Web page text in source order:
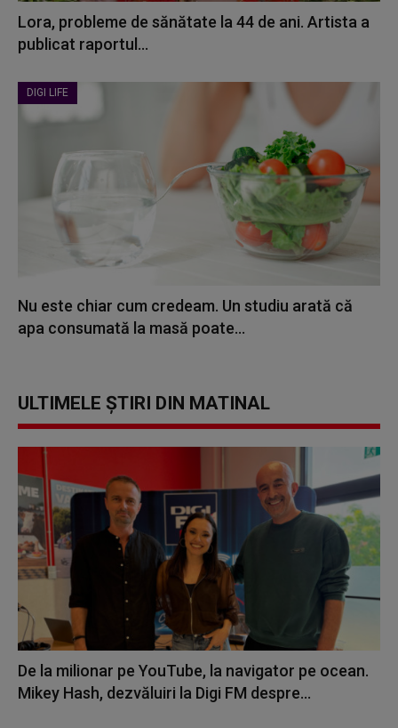
Lora, probleme de sănătate la 44 de ani. Artista a
publicat raportul...
DIGI LIFE
Nu este chiar cum credeam. Un studiu arată că
apa consumată la masă poate...
ULTIMELE ȘTIRI DIN MATINAL
De la milionar pe YouTube, la navigator pe ocean.
Mikey Hash, dezvăluiri la Digi FM despre...